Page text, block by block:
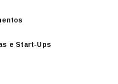
e Start-Ups